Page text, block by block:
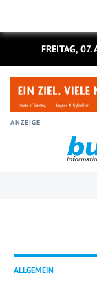
FREITAG, 07.
ANZEIGE
ALLGEMEIN